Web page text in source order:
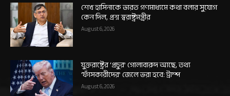
শেখ হাসিনাকে ভারত গণমাধ্যমে কথা বলার সুযোগ
কেন দিল, প্রশ্ন স্বরাষ্ট্রমন্ত্রীর
August 6, 2026
যুক্তরাষ্ট্রের ‘প্রচুর’ গোলাবারুদ আছে, তথ্য
‘ফাঁসকারীদের’ জেলে ভরা হবে: ট্রাম্প
August 6, 2026